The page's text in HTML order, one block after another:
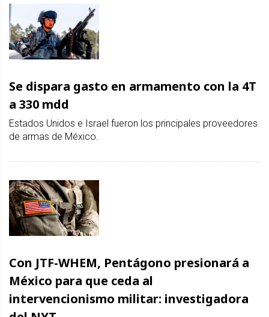
Se dispara gasto en armamento con la 4T
a 330 mdd
Estados Unidos e Israel fueron los principales proveedores
de armas de México.
Con JTF-WHEM, Pentágono presionará a
México para que ceda al
intervencionismo militar: investigadora